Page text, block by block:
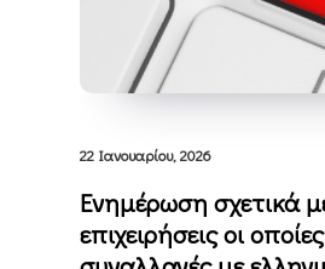
22 Ιανουαρίου, 2026
Ενημέρωση σχετικά
επιχειρήσεις οι